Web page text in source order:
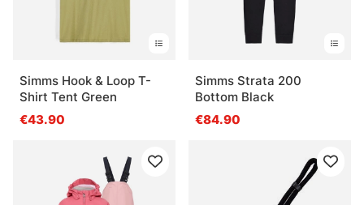
Simms Hook & Loop T-
Shirt Tent Green
€43.90
Simms Strata 200
Bottom Black
€84.90